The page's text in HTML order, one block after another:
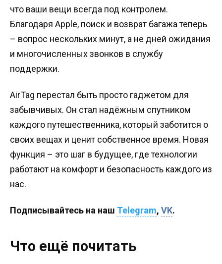
что ваши вещи всегда под контролем.
Благодаря Apple, поиск и возврат багажа теперь
– вопрос нескольких минут, а не дней ожидания
и многочисленных звонков в службу
поддержки.
AirTag перестал быть просто гаджетом для
забывчивых. Он стал надёжным спутником
каждого путешественника, который заботится о
своих вещах и ценит собственное время. Новая
функция – это шаг в будущее, где технологии
работают на комфорт и безопасность каждого из
нас.
Подписывайтесь на наш Telegram, VK.
Что ещё почитать